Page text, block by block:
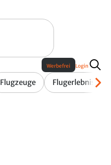
Flugzeuge Flugerlebnis
Werbefrei Login